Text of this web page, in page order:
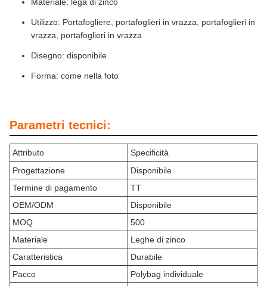
Materiale: lega di zinco
Utilizzo: Portafogliere, portafoglieri in vrazza, portafoglieri in
vrazza, portafoglieri in vrazza
Disegno: disponibile
Forma: come nella foto
Parametri tecnici:
Attributo
Specificità
Progettazione
Disponibile
Termine di pagamento
TT
OEM/ODM
Disponibile
MOQ
500
Materiale
Leghe di zinco
Caratteristica
Durabile
Pacco
Polybag individuale